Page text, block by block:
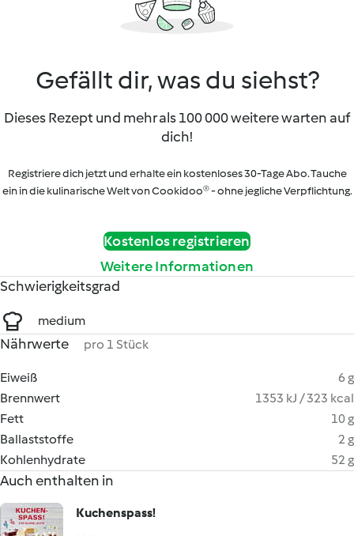
Gefällt dir, was du siehst?
Dieses Rezept und mehr als 100 000 weitere warten auf
dich!
Registriere dich jetzt und erhalte ein kostenloses 30-Tage Abo. Tauche
ein in die kulinarische Welt von Cookidoo® - ohne jegliche Verpflichtung.
Kostenlos registrieren
Weitere Informationen
Schwierigkeitsgrad
medium
Nährwerte pro 1 Stück
Eiweiß
6 g
Brennwert
1353 kJ / 323 kcal
Fett
10 g
Ballaststoffe
2 g
Kohlenhydrate
52 g
Auch enthalten in
Kuchenspass!